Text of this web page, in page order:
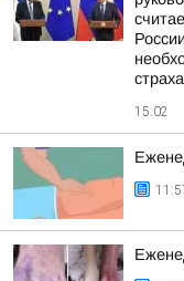
15:02